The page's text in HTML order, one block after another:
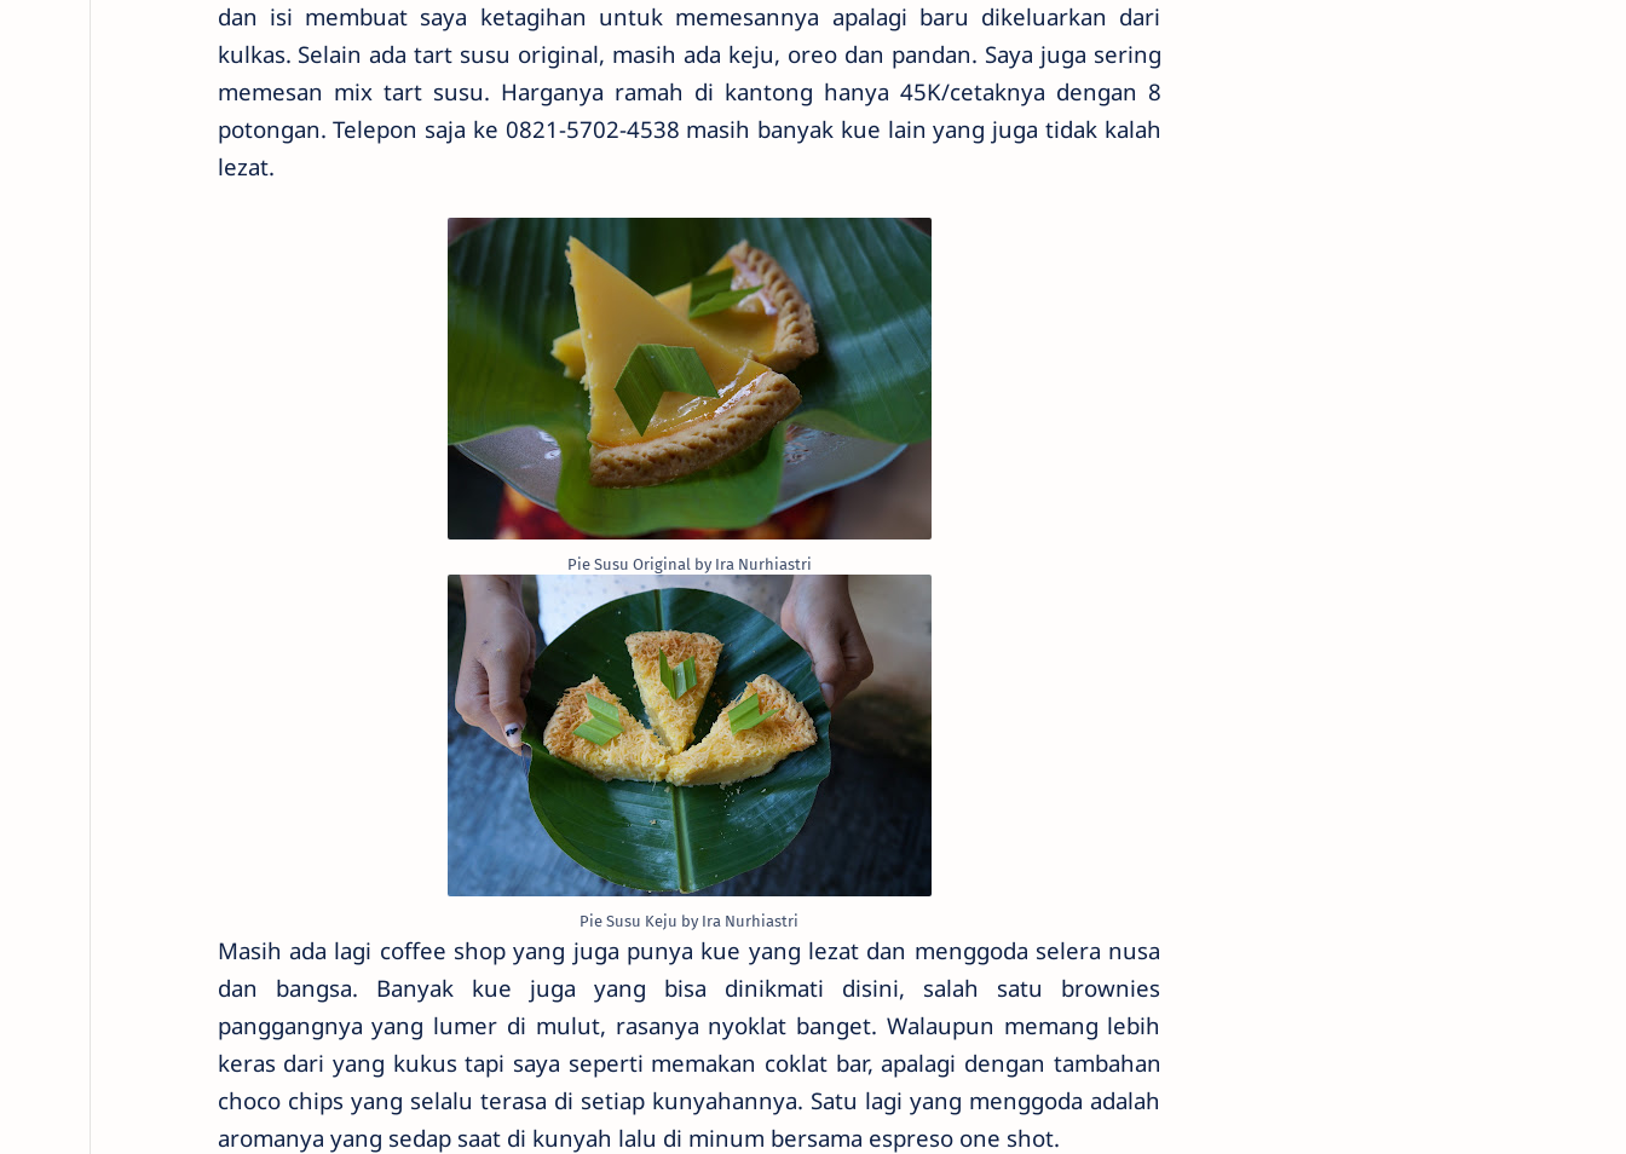
dan isi membuat saya ketagihan untuk memesannya apalagi baru dikeluarkan dari
kulkas. Selain ada tart susu original, masih ada keju, oreo dan pandan. Saya juga sering
memesan mix tart susu. Harganya ramah di kantong hanya 45K/cetaknya dengan 8
potongan. Telepon saja ke 0821-5702-4538 masih banyak kue lain yang juga tidak kalah
lezat.
Pie Susu Original by Ira Nurhiastri
Pie Susu Keju by Ira Nurhiastri
Masih ada lagi coffee shop yang juga punya kue yang lezat dan menggoda selera nusa
dan bangsa. Banyak kue juga yang bisa dinikmati disini, salah satu brownies
panggangnya yang lumer di mulut, rasanya nyoklat banget. Walaupun memang lebih
keras dari yang kukus tapi saya seperti memakan coklat bar, apalagi dengan tambahan
choco chips yang selalu terasa di setiap kunyahannya. Satu lagi yang menggoda adalah
aromanya yang sedap saat di kunyah lalu di minum bersama espreso one shot.